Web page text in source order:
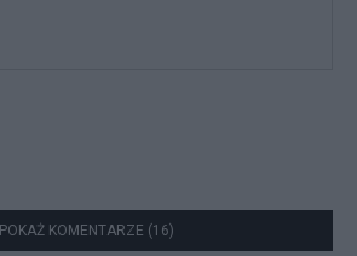
POKAŻ KOMENTARZE (16)